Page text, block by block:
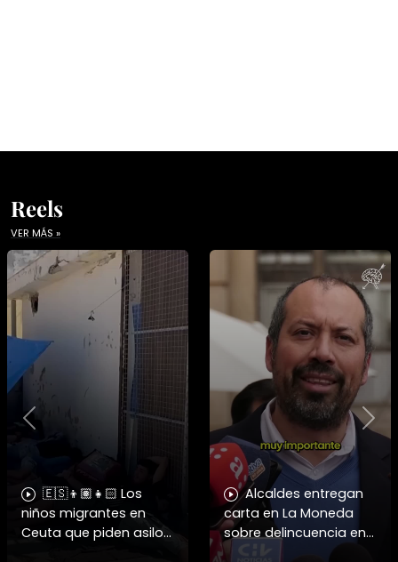
Reels
VER MÁS »
🇪🇸👦🏽👧🏻 Los
niños migrantes en
Ceuta que piden asilo
Alcaldes entregan
carta en La Moneda
sobre delincuencia en
menores
Previous